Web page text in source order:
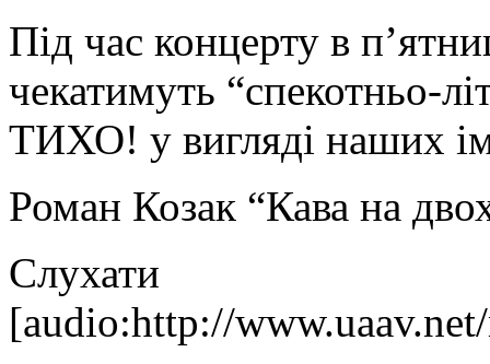
Під час концерту в
чекатимуть “спекотньо-
ТИХО! у вигляді наших
Роман Козак “Кава на
Слухати
[audio:http://